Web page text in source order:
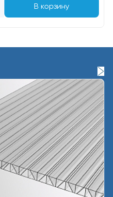
В корзину